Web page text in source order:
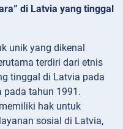
di Latvia yang tinggal
unik yang dikenal
terdiri dari etnis
tinggal di Latvia pada
pada tahun 1991.
hak untuk
sosial di Latvia,